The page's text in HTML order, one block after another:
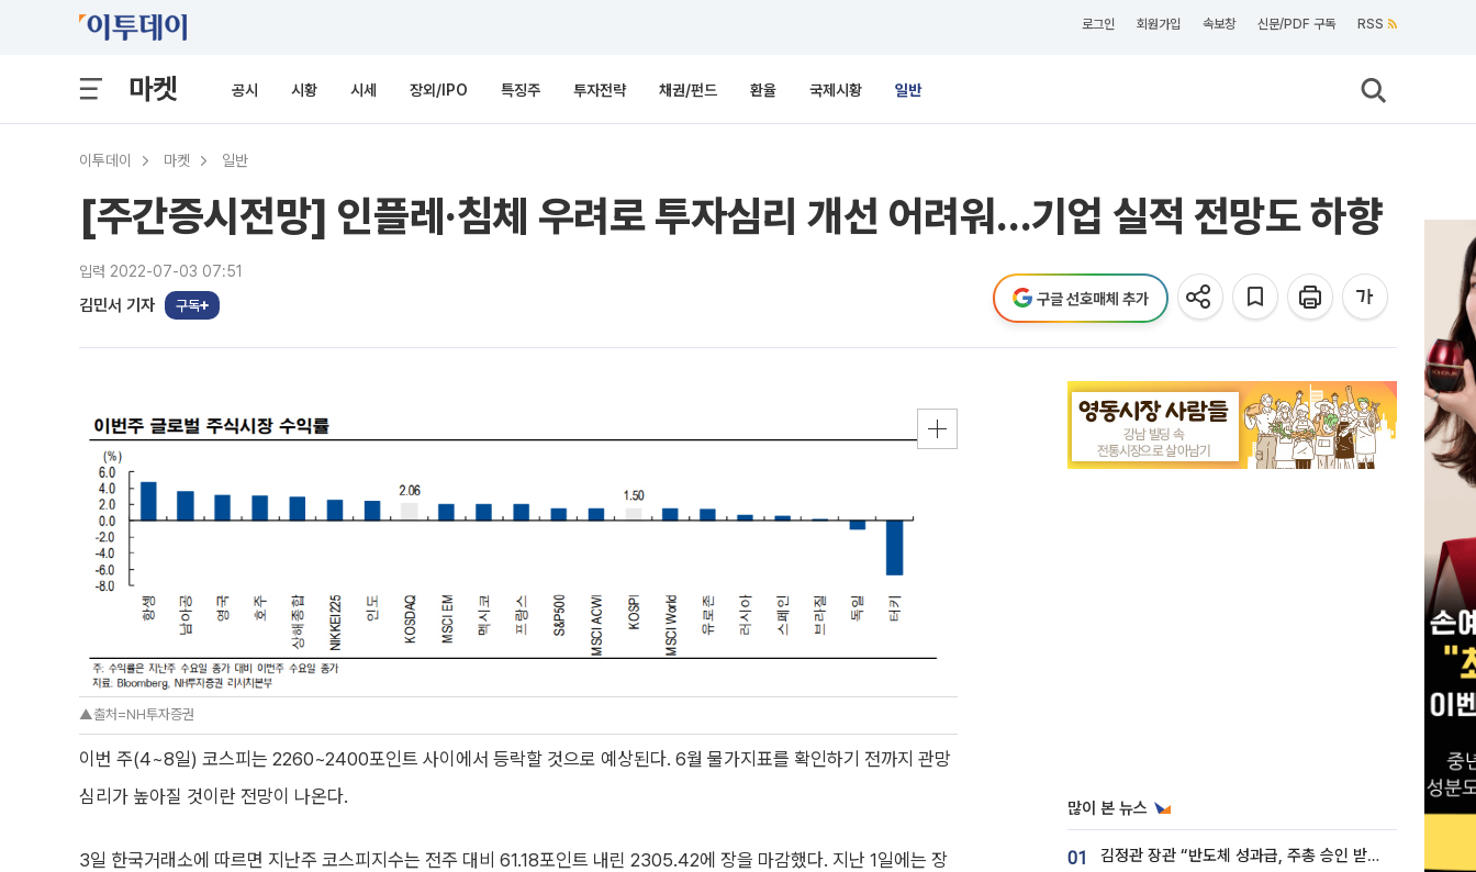
로그인 회원가입 속보창 신문/PDF 구독 RSS
마켓 공시 시황 시세 장외/IPO 특징주 투자전략 채권/펀드 환율 국제시황 일반
이투데이 마켓 일반
[주간증시전망] 인플레·침체 우려로 투자심리 개선 어려워…기업 실적 전망도 하향
입력 2022-07-03 07:51
김민서 기자 구독 구글 선호매체 추가
▲출처=NH투자증권
이번 주(4~8일) 코스피는 2260~2400포인트 사이에서 등락할 것으로 예상된다. 6월 물가지표를 확인하기 전까지 관망
심리가 높아질 것이란 전망이 나온다.
3일 한국거래소에 따르면 지난주 코스피지수는 전주 대비 61.18포인트 내린 2305.42에 장을 마감했다. 지난 1일에는 장
많이 본 뉴스
01 김정관 장관 “반도체 성과급, 주총 승인 받도록”…상법·자본시장법 개정 시사